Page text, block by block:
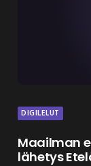
DIGILELUT
Maailman
lähetys